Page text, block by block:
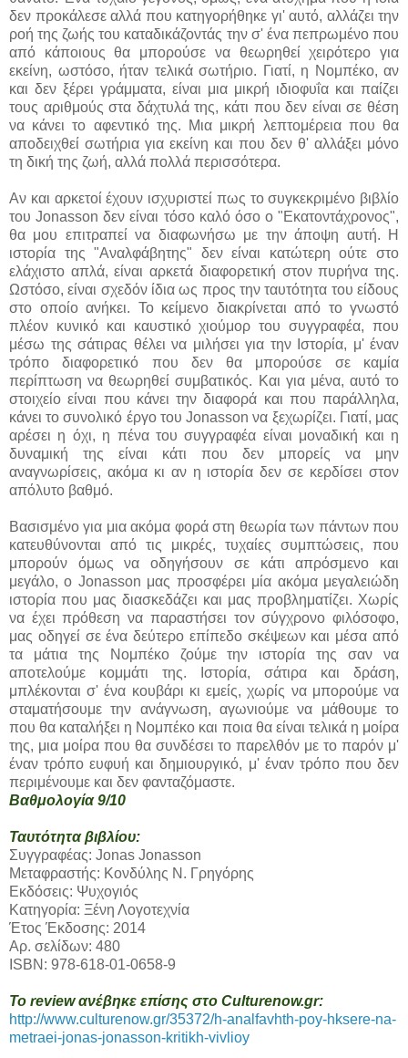
δεν προκάλεσε αλλά που κατηγορήθηκε γι' αυτό, αλλάζει την
ροή της ζωής του καταδικάζοντάς την σ' ένα πεπρωμένο που
από κάποιους θα μπορούσε να θεωρηθεί χειρότερο για
εκείνη, ωστόσο, ήταν τελικά σωτήριο. Γιατί, η Νομπέκο, αν
και δεν ξέρει γράμματα, είναι μια μικρή ιδιοφυΐα και παίζει
τους αριθμούς στα δάχτυλά της, κάτι που δεν είναι σε θέση
να κάνει το αφεντικό της. Μια μικρή λεπτομέρεια που θα
αποδειχθεί σωτήρια για εκείνη και που δεν θ' αλλάξει μόνο
τη δική της ζωή, αλλά πολλά περισσότερα.
Αν και αρκετοί έχουν ισχυριστεί πως το συγκεκριμένο βιβλίο
του Jonasson δεν είναι τόσο καλό όσο ο "Εκατοντάχρονος",
θα μου επιτραπεί να διαφωνήσω με την άποψη αυτή. Η
ιστορία της "Αναλφάβητης" δεν είναι κατώτερη ούτε στο
ελάχιστο απλά, είναι αρκετά διαφορετική στον πυρήνα της.
Ωστόσο, είναι σχεδόν ίδια ως προς την ταυτότητα του είδους
στο οποίο ανήκει. Το κείμενο διακρίνεται από το γνωστό
πλέον κυνικό και καυστικό χιούμορ του συγγραφέα, που
μέσω της σάτιρας θέλει να μιλήσει για την Ιστορία, μ' έναν
τρόπο διαφορετικό που δεν θα μπορούσε σε καμία
περίπτωση να θεωρηθεί συμβατικός. Και για μένα, αυτό το
στοιχείο είναι που κάνει την διαφορά και που παράλληλα,
κάνει το συνολικό έργο του Jonasson να ξεχωρίζει. Γιατί, μας
αρέσει η όχι, η πένα του συγγραφέα είναι μοναδική και η
δυναμική της είναι κάτι που δεν μπορείς να μην
αναγνωρίσεις, ακόμα κι αν η ιστορία δεν σε κερδίσει στον
απόλυτο βαθμό.
Βασισμένο για μια ακόμα φορά στη θεωρία των πάντων που
κατευθύνονται από τις μικρές, τυχαίες συμπτώσεις, που
μπορούν όμως να οδηγήσουν σε κάτι απρόσμενο και
μεγάλο, ο Jonasson μας προσφέρει μία ακόμα μεγαλειώδη
ιστορία που μας διασκεδάζει και μας προβληματίζει. Χωρίς
να έχει πρόθεση να παραστήσει τον σύγχρονο φιλόσοφο,
μας οδηγεί σε ένα δεύτερο επίπεδο σκέψεων και μέσα από
τα μάτια της Νομπέκο ζούμε την ιστορία της σαν να
αποτελούμε κομμάτι της. Ιστορία, σάτιρα και δράση,
μπλέκονται σ' ένα κουβάρι κι εμείς, χωρίς να μπορούμε να
σταματήσουμε την ανάγνωση, αγωνιούμε να μάθουμε το
που θα καταλήξει η Νομπέκο και ποια θα είναι τελικά η μοίρα
της, μια μοίρα που θα συνδέσει το παρελθόν με το παρόν μ'
έναν τρόπο ευφυή και δημιουργικό, μ' έναν τρόπο που δεν
περιμένουμε και δεν φανταζόμαστε.
Βαθμολογία 9/10
Ταυτότητα βιβλίου:
Συγγραφέας: Jonas Jonasson
Μεταφραστής: Κονδύλης Ν. Γρηγόρης
Εκδόσεις: Ψυχογιός
Κατηγορία: Ξένη Λογοτεχνία
Έτος Έκδοσης: 2014
Αρ. σελίδων: 480
ISBN: 978-618-01-0658-9
Το review ανέβηκε επίσης στο Culturenow.gr:
http://www.culturenow.gr/35372/h-analfavhth-poy-hksere-na-
metraei-jonas-jonasson-kritikh-vivlioy